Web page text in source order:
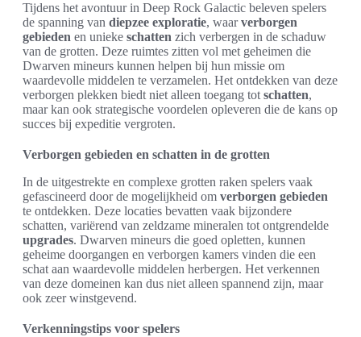
Tijdens het avontuur in Deep Rock Galactic beleven spelers
de spanning van diepzee exploratie, waarverborgen
gebieden en unieke schatten zich verbergen in de schaduw
van de grotten. Deze ruimtes zitten vol met geheimen die
Dwarven mineurs kunnen helpen bij hun missie om
waardevolle middelen te verzamelen. Het ontdekken van deze
verborgen plekken biedt niet alleen toegang tot schatten,
maar kan ook strategische voordelen opleveren die de kans op
succes bij expeditie vergroten.
Verborgen gebieden en schatten in de grotten
In de uitgestrekte en complexe grotten raken spelers vaak
gefascineerd door de mogelijkheid om verborgen gebieden
te ontdekken. Deze locaties bevatten vaak bijzondere
schatten, variërend van zeldzame mineralen tot ontgrendelde
upgrades. Dwarven mineurs die goed opletten, kunnen
geheime doorgangen en verborgen kamers vinden die een
schat aan waardevolle middelen herbergen. Het verkennen
van deze domeinen kan dus niet alleen spannend zijn, maar
ook zeer winstgevend.
Verkenningstips voor spelers